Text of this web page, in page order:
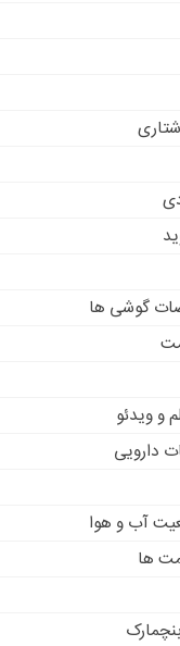
گوشی ها
و ویدئو
دارویی
آب و هوا
ها